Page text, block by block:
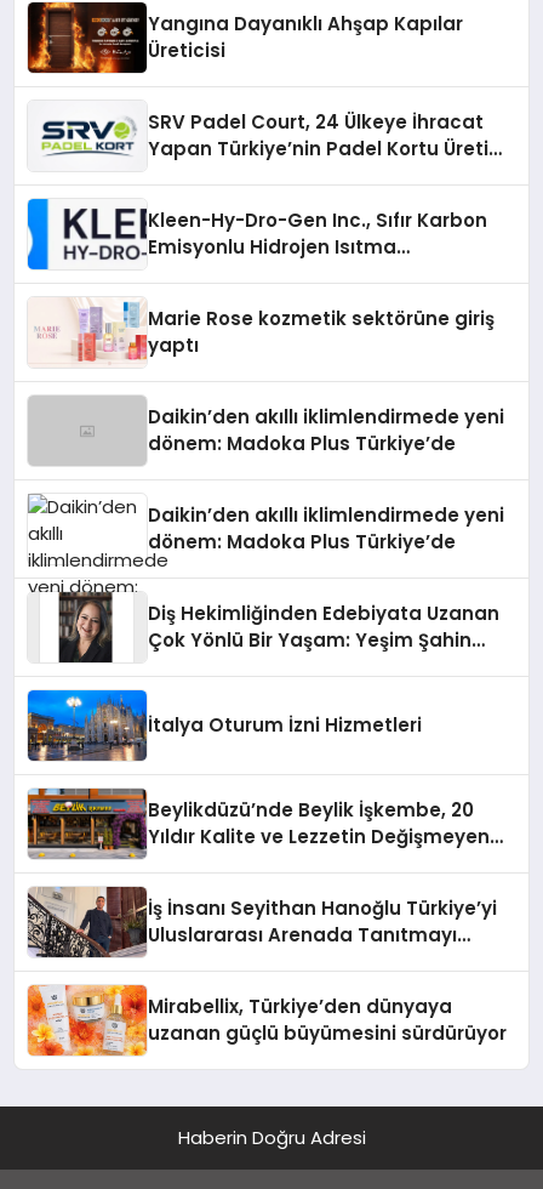
Yangına Dayanıklı Ahşap Kapılar
Üreticisi
SRV Padel Court, 24 Ülkeye İhracat
Yapan Türkiye’nin Padel Kortu Üretim
Kleen-Hy-Dro-Gen Inc., Sıfır Karbon
Emisyonlu Hidrojen Isıtma
Marie Rose kozmetik sektörüne giriş
yaptı
Daikin’den akıllı iklimlendirmede yeni
dönem: Madoka Plus Türkiye’de
Daikin’den akıllı iklimlendirmede yeni
dönem: Madoka Plus Türkiye’de
Diş Hekimliğinden Edebiyata Uzanan
Çok Yönlü Bir Yaşam: Yeşim Şahin
İtalya Oturum İzni Hizmetleri
Beylikdüzü’nde Beylik İşkembe, 20
Yıldır Kalite ve Lezzetin Değişmeyen
İş İnsanı Seyithan Hanoğlu Türkiye’yi
Uluslararası Arenada Tanıtmayı
Mirabellix, Türkiye’den dünyaya
uzanan güçlü büyümesini sürdürüyor
Haberin Doğru Adresi